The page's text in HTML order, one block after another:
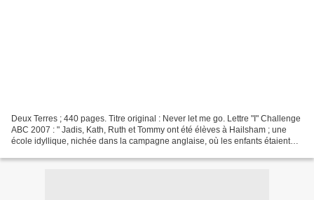
Deux Terres ; 440 pages. Titre original : Never let me go. Lettre "I" Challenge
ABC 2007 : " Jadis, Kath, Ruth et Tommy ont été élèves à Hailsham ; une
école idyllique, nichée dans la campagne anglaise, où les enfants étaient